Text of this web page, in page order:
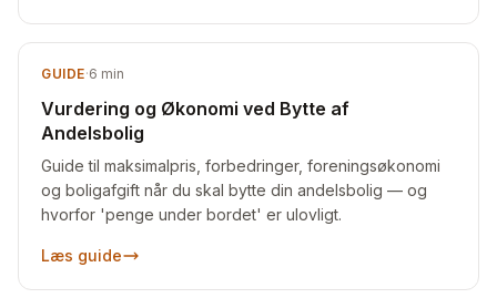
GUIDE·6 min
Vurdering og Økonomi ved Bytte af
Andelsbolig
Guide til maksimalpris, forbedringer, foreningsøkonomi
og boligafgift når du skal bytte din andelsbolig — og
hvorfor 'penge under bordet' er ulovligt.
Læs guide